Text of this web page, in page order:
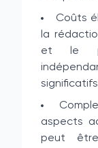
Coûts
la
et le
aspects
peut